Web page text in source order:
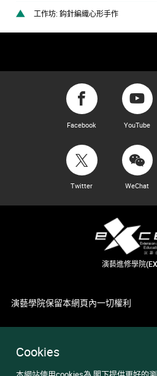
Cookies
工作坊: 鈎針編織心形手作
Facebook YouTube
Twitter WeChat
演藝進修學院
演藝學院保留本網頁內一切權利